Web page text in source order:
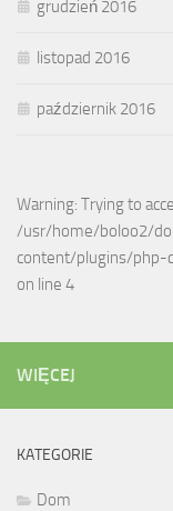
grudzień 2016
listopad 2016
październik 2016
Warning: Trying to
/usr/home/boloo2/
content/plugins/php-
on line 4
WIĘCEJ
KATEGORIE
Dom